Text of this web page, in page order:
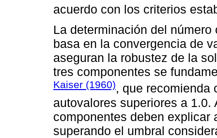
acuerdo con los criterios
La determinación del
basa en la convergencia de
aseguran la robustez de la
tres componentes se
Kaiser (1960), que recomienda
autovalores superiores a
componentes deben explicar
superando el umbral